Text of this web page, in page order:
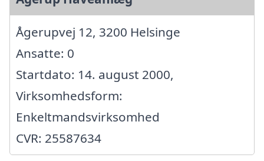
Ågerupvej 12, 3200 Helsinge
Ansatte: 0
Startdato: 14. august 2000,
Virksomhedsform:
Enkeltmandsvirksomhed
CVR: 25587634